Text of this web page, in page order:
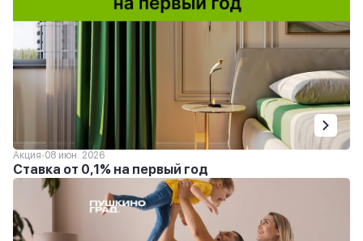
Акция 08 июн. 2026
Ставка от 0,1% на первый год